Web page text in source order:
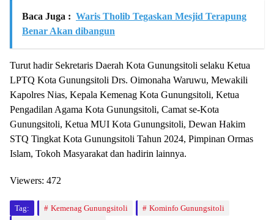
Baca Juga : Waris Tholib Tegaskan Mesjid Terapung
Benar Akan dibangun
Turut hadir Sekretaris Daerah Kota Gunungsitoli selaku Ketua
LPTQ Kota Gunungsitoli Drs. Oimonaha Waruwu, Mewakili
Kapolres Nias, Kepala Kemenag Kota Gunungsitoli, Ketua
Pengadilan Agama Kota Gunungsitoli, Camat se-Kota
Gunungsitoli, Ketua MUI Kota Gunungsitoli, Dewan Hakim
STQ Tingkat Kota Gunungsitoli Tahun 2024, Pimpinan Ormas
Islam, Tokoh Masyarakat dan hadirin lainnya.
Viewers: 472
Tag: Kemenag Gunungsitoli
Kominfo Gunungsitoli